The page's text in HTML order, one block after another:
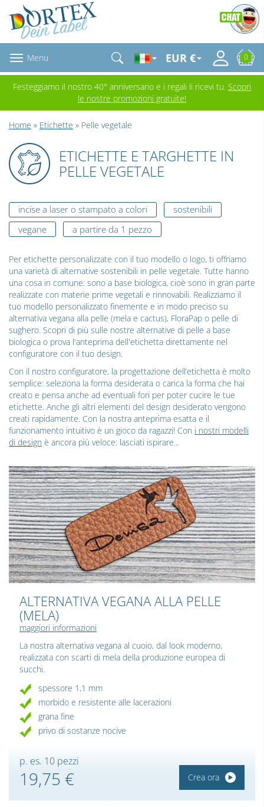
Menu EUR € 0
Festeggiamo il nostro 40° anniversario e i regali li ricevi tu. Scopri
le nostre promozioni gratuite!
Home » Etichette » Pelle vegetale
ETICHETTE E TARGHETTE IN
PELLE VEGETALE
incise a laser o stampato a colori
sostenibili
vegane
a partire da 1 pezzo
Per etichette personalizzate con il tuo modello o logo, ti offriamo
una varietà di alternative sostenibili in pelle vegetale. Tutte hanno
una cosa in comune: sono a base biologica, cioè sono in gran parte
realizzate con materie prime vegetali e rinnovabili. Realizziamo il
tuo modello personalizzato finemente e in modo preciso su
alternativa vegana alla pelle (mela e cactus), FloraPap o pelle di
sughero. Scopri di più sulle nostre alternative di pelle a base
biologica o prova l'anteprima dell'etichetta direttamente nel
configuratore con il tuo design.
Con il nostro configuratore, la progettazione dell’etichetta è molto
semplice: seleziona la forma desiderata o carica la forma che hai
creato e pensa anche ad eventuali fori per poter cucire le tue
etichette. Anche gli altri elementi del design desiderato vengono
creati rapidamente. Con la nostra anteprima esatta e il
funzionamento intuitivo è un gioco da ragazzi! Con i nostri modelli
di design è ancora più veloce: lasciati ispirare...
ALTERNATIVA VEGANA ALLA PELLE
(MELA)
maggiori informazioni
La nostra alternativa vegana al cuoio, dal look moderno,
realizzata con scarti di mela della produzione europea di
succhi.
spessore 1,1 mm
morbido e resistente alle lacerazioni
grana fine
privo di sostanze nocive
p. es. 10 pezzi
19,75 € Crea ora